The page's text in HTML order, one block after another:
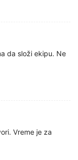
da složi ekipu. Ne
Vreme je za